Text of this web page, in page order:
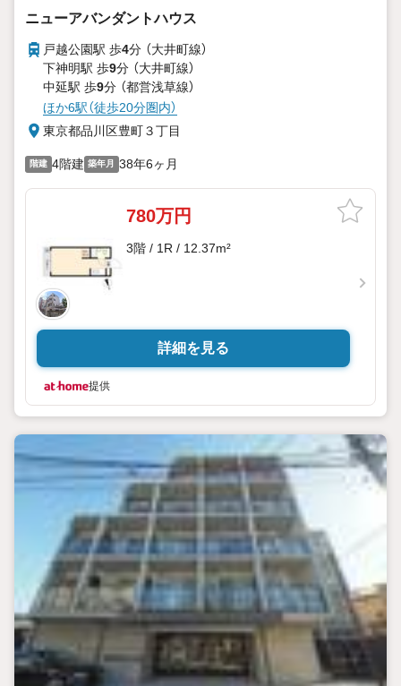
ニューアバンダントハウス
戸越公園駅 歩4分 （大井町線）
下神明駅 歩9分 （大井町線）
中延駅 歩9分 （都営浅草線）
ほか6駅（徒歩20分圏内）
東京都品川区豊町３丁目
階建 4階建 築年月 38年6ヶ月
780万円
3階 / 1R / 12.37m²
詳細を見る
提供